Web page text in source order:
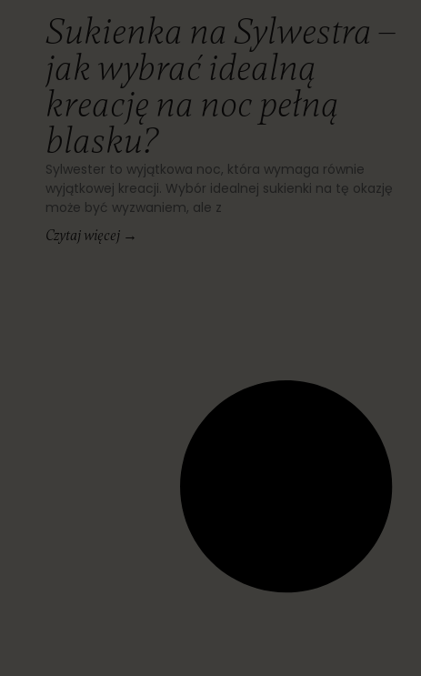
Sukienka na Sylwestra –
jak wybrać idealną
kreację na noc pełną
blasku?
Sylwester to wyjątkowa noc, która wymaga równie
wyjątkowej kreacji. Wybór idealnej sukienki na tę okazję
może być wyzwaniem, ale z
Czytaj więcej →